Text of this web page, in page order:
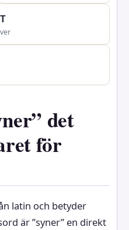
det
för
latin och betyder
är ”syner” en direkt